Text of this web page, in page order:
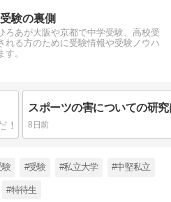
験の裏側
ろあが大阪や京都で中学受験、高校受
れる方のために受験情報や受験ノウハ
。
8日前
験 #受験 #私立大学 #中堅私立
#特待生